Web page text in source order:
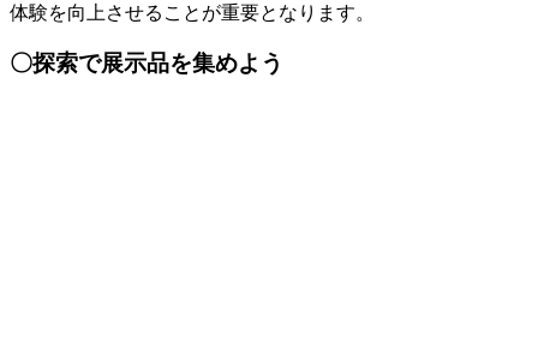
体験を向上させることが重要となります。
〇探索で展示品を集めよう